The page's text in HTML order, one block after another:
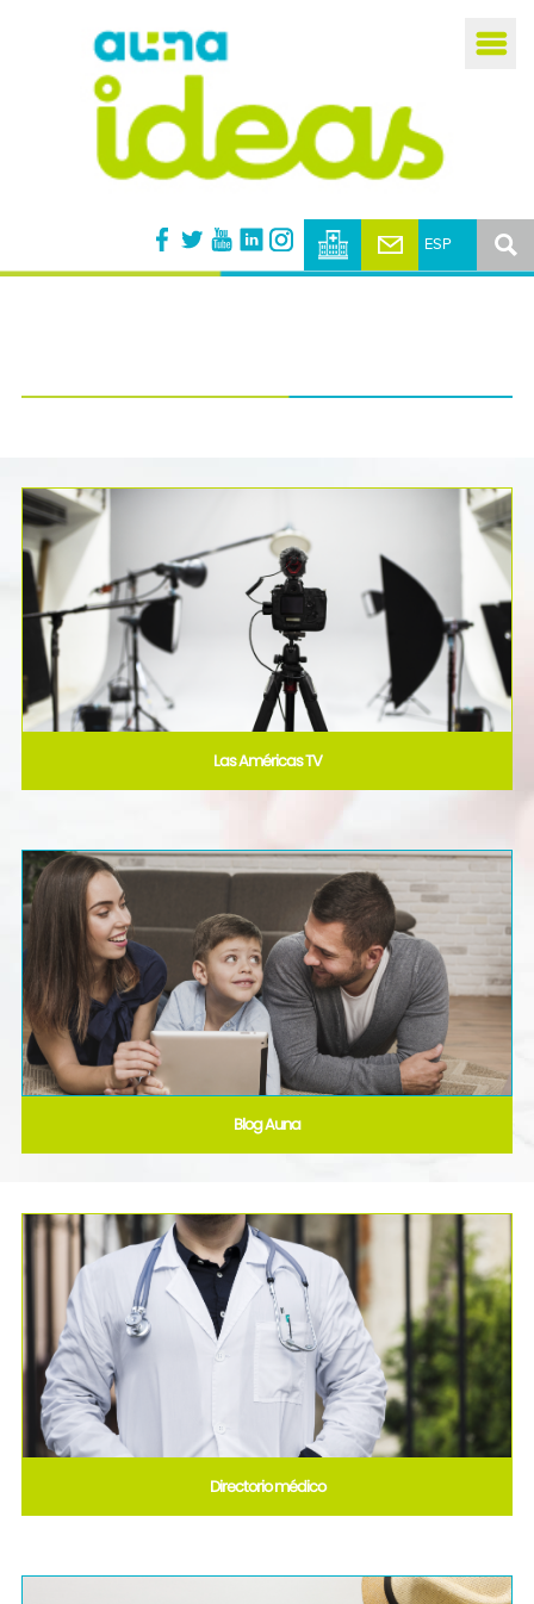
Las Américas TV
Blog Auna
Directorio médico